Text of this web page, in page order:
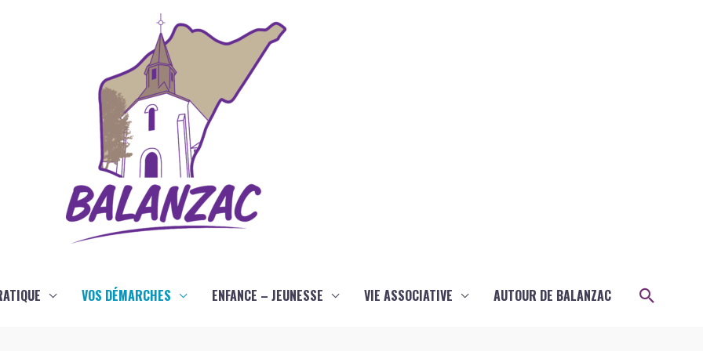
VOS DÉMARCHES ENFANCE – JEUNESSE VIE ASSOCIATIVE AUTOUR DE BALANZAC